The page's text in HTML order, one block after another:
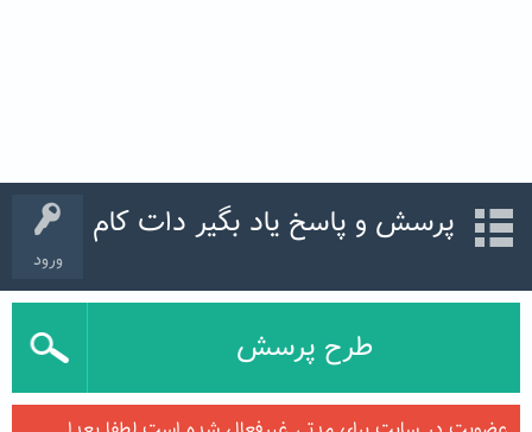
ورود
پرسش و پاسخ یاد بگیر دات کام
طرح پرسش